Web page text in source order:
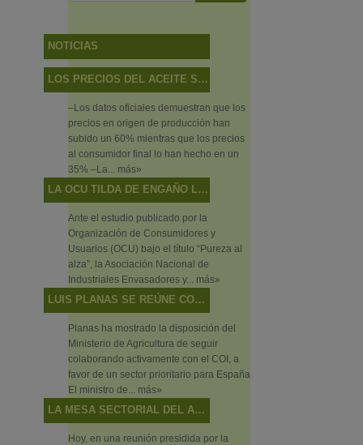
NOTICIAS
LOS PRECIOS DEL ACEITE SUBEN MÁS EN EL CAMPO QUE EN LAS TIENDAS
–Los datos oficiales demuestran que los
precios en origen de producción han
subido un 60% mientras que los precios
al consumidor final lo han hecho en un
35% –La... más»
LA OCU TILDA DE ENGAÑO LO QUE SON DISCREPANCIAS DE SABOR
Ante el estudio publicado por la
Organización de Consumidores y
Usuarios (OCU) bajo el título “Pureza al
alza”, la Asociación Nacional de
Industriales Envasadores y... más»
LUIS PLANAS SE REÚNE CON EL DIRECTOR EJECUTIVO DEL CONSEJO OLEÍCOLA INTERNACIONAL
Planas ha mostrado la disposición del
Ministerio de Agricultura de seguir
colaborando activamente con el COI, a
favor de un sector prioritario para España
El ministro de... más»
LA MESA SECTORIAL DEL ACEITE DE OLIVA Y LA ACEITUNA DE MESA ANALIZA LA SITUACIÓN DEL SECTOR Y LAS ACTUACIONES DEL MINISTERIO EN RELACIÓN CON LOS MECANISMOS DE AUTORREGULACIÓN
Hoy, en una reunión presidida por la